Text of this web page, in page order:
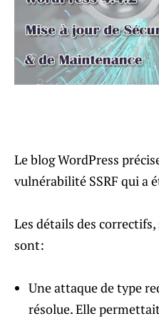
Le blog WordPress
vulnérabilité SSRF qui a
Les détails des
sont:
Une attaque de type
résolue. Elle